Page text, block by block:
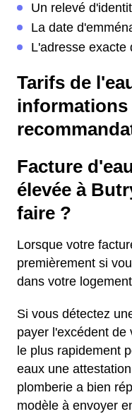
Un relevé
La date
L'adresse exacte
Tarifs de
informations
Facture
élevée à
faire ?
Lorsque votre
premièrement si
dans votre
Si vous détectez
payer l'excédent de
le plus rapidement
eaux une
plomberie a bien
modèle à envoyer